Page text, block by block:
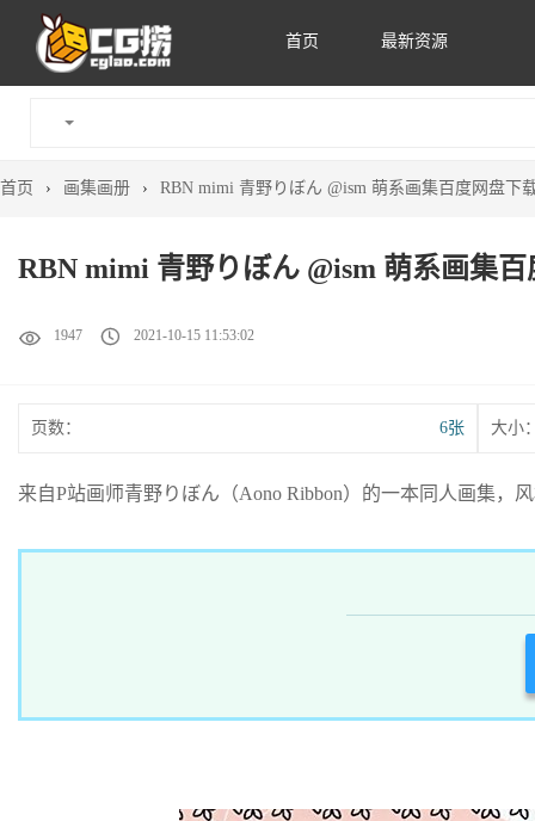
首页 最新资源
首页 › 画集画册 › RBN mimi 青野りぼん @ism 萌系画集百度网盘下
RBN mimi 青野りぼん @ism 萌系画集
1947 2021-10-15 11:53:02
页数： 6张 大小
来自P站画师青野りぼん（Aono Ribbon）的一本同人画集，